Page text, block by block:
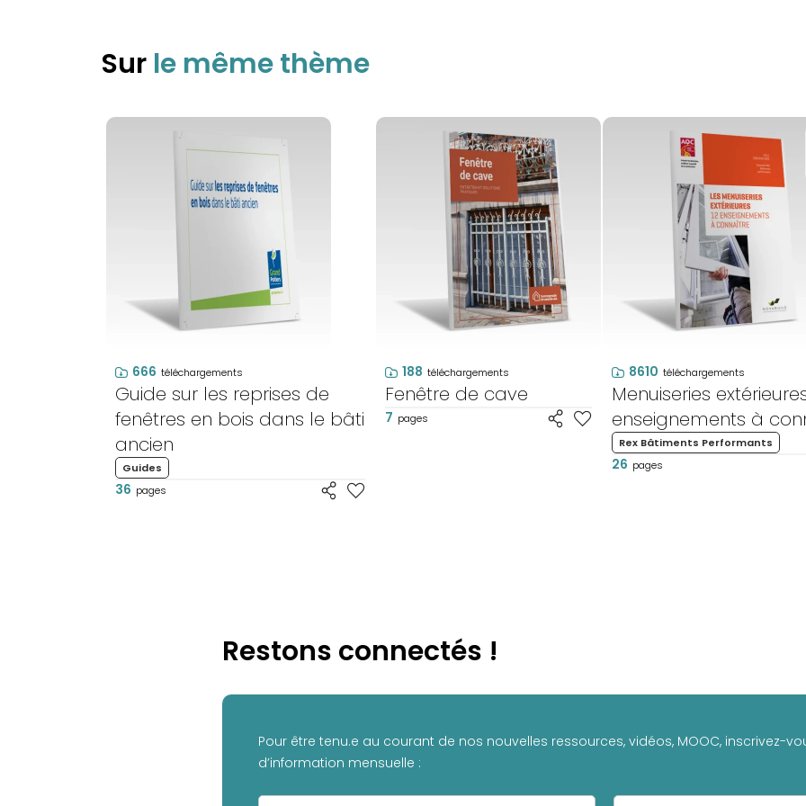
Sur le même thème
666 téléchargements
Guide sur les reprises de
fenêtres en bois dans le bâti
ancien
Guides
36 pages
188 téléchargements
Fenêtre de cave
7 pages
8610 téléchargements
Menuiseries
enseignements à
Rex Bâtiments Performants
26 pages
Restons connectés !
Pour être tenu.e au courant de nos nouvelles ressources, vidéos, MOOC, inscrivez-
d’information mensuelle :